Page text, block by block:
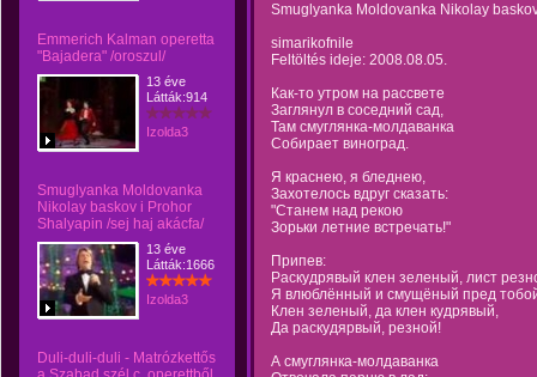
Emmerich Kalman operetta
"Bajadera" /oroszul/
13 éve
Látták:914
Izolda3
Smuglyanka Moldovanka
Nikolay baskov i Prohor
Shalyapin /sej haj akácfa/
13 éve
Látták:1666
Izolda3
Duli-duli-duli - Matrózkettős
Smuglyanka Moldovanka Nikolay
simarikofnile
Feltöltés ideje: 2008.08.05.
Как-то утром на рассвете
Заглянул в соседний сад,
Там смуглянка-молдаванка
Собирает виноград.
Я краснею, я бледнею,
Захотелось вдруг сказать:
"Станем над рекою
Зорьки летние встречать!"
Припев:
Раскудрявый клен зеленый, лист
Я влюблённый и смущёный пред
Клен зеленый, да клен кудрявый,
Да раскудярвый, резной!
А смуглянка-молдаванка